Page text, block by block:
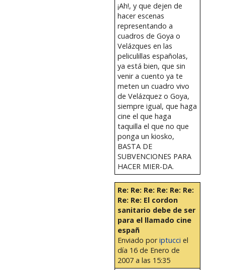
¡Ah!, y que dejen de
hacer escenas
representando a
cuadros de Goya o
Velázques en las
peliculillas españolas,
ya está bien, que sin
venir a cuento ya te
meten un cuadro vivo
de Velázquez o Goya,
siempre igual, que haga
cine el que haga
taquilla el que no que
ponga un kiosko,
BASTA DE
SUBVENCIONES PARA
HACER MIER-DA.
Re: Re: Re: Re: Re: Re:
Re: Re: El cordon
sanitario debe de ser
para el llamado cine
españ
Enviado poriptucci el
día 16 de Enero de
2007 a las 15:35